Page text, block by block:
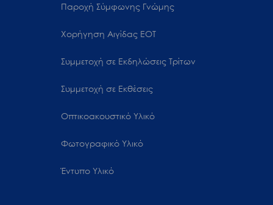
Παροχή Σύμφωνης Γνώμης
Χορήγηση Αιγίδας ΕΟΤ
Συμμετοχή σε Εκδηλώσεις Τρίτων
Συμμετοχή σε Εκθέσεις
Οπτικοακουστικό Υλικό
Φωτογραφικό Υλικό
Έντυπο Υλικό